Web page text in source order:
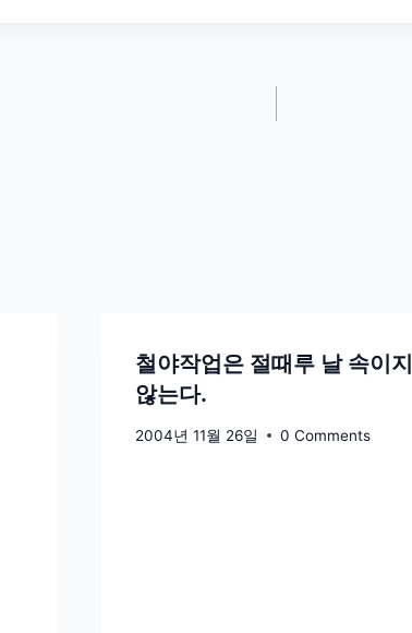
철야작업은 절때루 날 속이지
않는다.
2004년 11월 26일 0 Comments